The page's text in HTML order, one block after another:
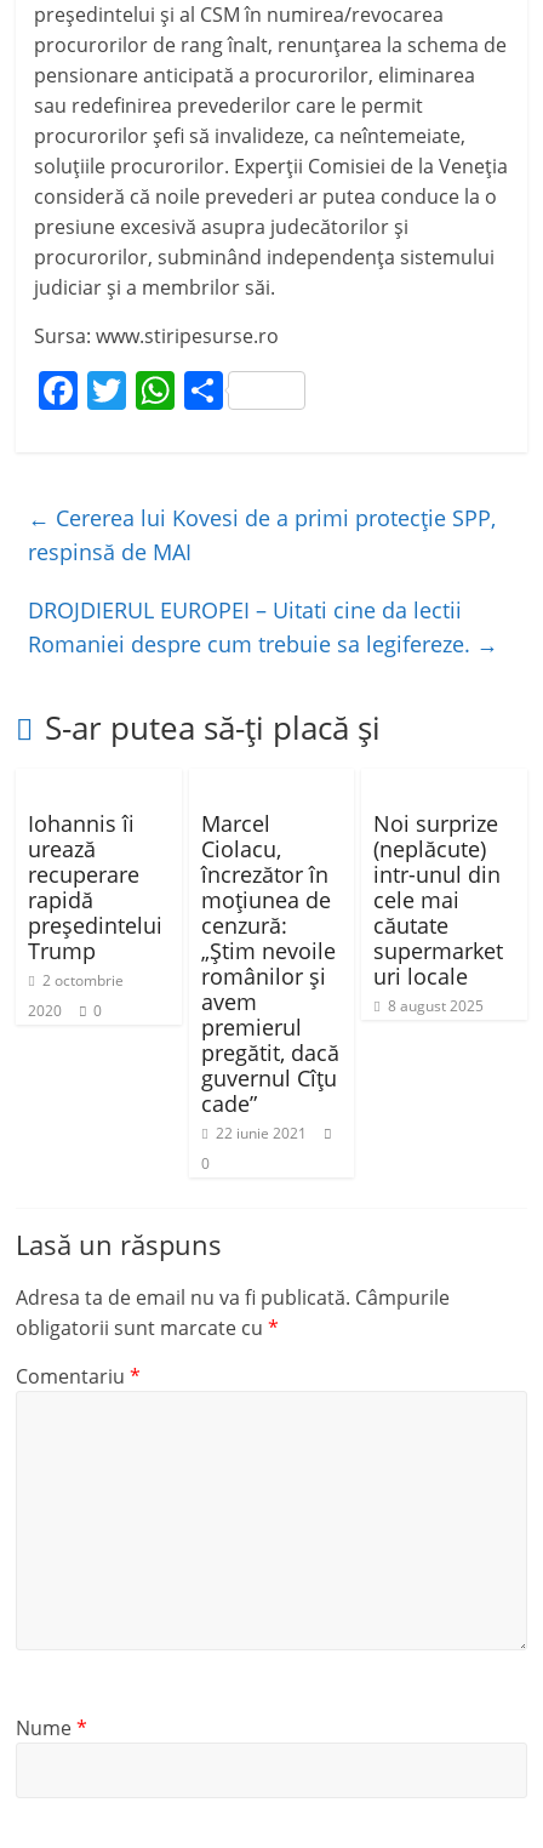
preşedintelui şi al CSM în numirea/revocarea
procurorilor de rang înalt, renunţarea la schema de
pensionare anticipată a procurorilor, eliminarea
sau redefinirea prevederilor care le permit
procurorilor şefi să invalideze, ca neîntemeiate,
soluţiile procurorilor. Experţii Comisiei de la Veneţia
consideră că noile prevederi ar putea conduce la o
presiune excesivă asupra judecătorilor şi
procurorilor, subminând independenţa sistemului
judiciar şi a membrilor săi.
Sursa: www.stiripesurse.ro
F
e
b
o
k
T
er
W
s
A
p
P
je
ă
← Cererea lui Kovesi de a primi protecție SPP,
respinsă de MAI
DROJDIERUL EUROPEI – Uitati cine da lectii
Romaniei despre cum trebuie sa legifereze. →
S-ar putea să-ți placă și
Iohannis îi
urează
recuperare
rapidă
preşedintelui
Trump
2 octombrie
2020
0
Marcel
Ciolacu,
încrezător în
moţiunea de
cenzură:
„Ştim nevoile
românilor şi
avem
premierul
pregătit, dacă
guvernul Cîţu
cade”
22 iunie 2021
0
Noi surprize
(neplăcute)
intr-unul din
cele mai
căutate
supermarket
uri locale
8 august 2025
Lasă un răspuns
Adresa ta de email nu va fi publicată. Câmpurile
obligatorii sunt marcate cu*
Comentariu*
Nume*